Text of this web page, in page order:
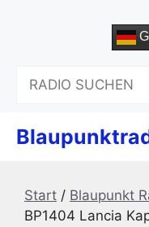
Start / Blaupunkt
BP1404 Lancia